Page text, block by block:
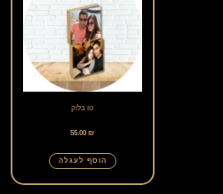
טו בלוק
55.00₪
הוסף לעגלה